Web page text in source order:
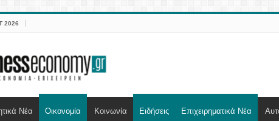
2026
Νέα Οικονομία Κοινωνία Ειδήσεις Επιχειρηματικά Νέα